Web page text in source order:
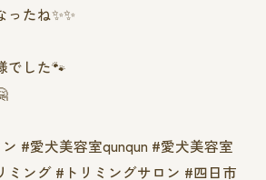
たね✨✨
でした🐾
#愛犬美容室qunqun #愛犬美容室
ミング #トリミングサロン #四日市